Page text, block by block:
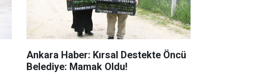
Ankara Haber: Kırsal Destekte Öncü
Belediye: Mamak Oldu!